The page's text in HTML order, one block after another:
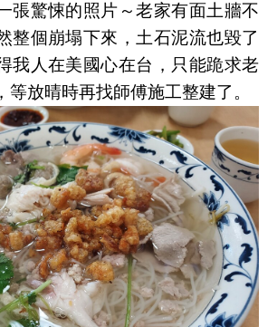
張驚悚的照片～老家有面土牆不
整個崩塌下來，土石泥流也毀了
我人在美國心在台，只能跪求老
等放晴時再找師傅施工整建了。